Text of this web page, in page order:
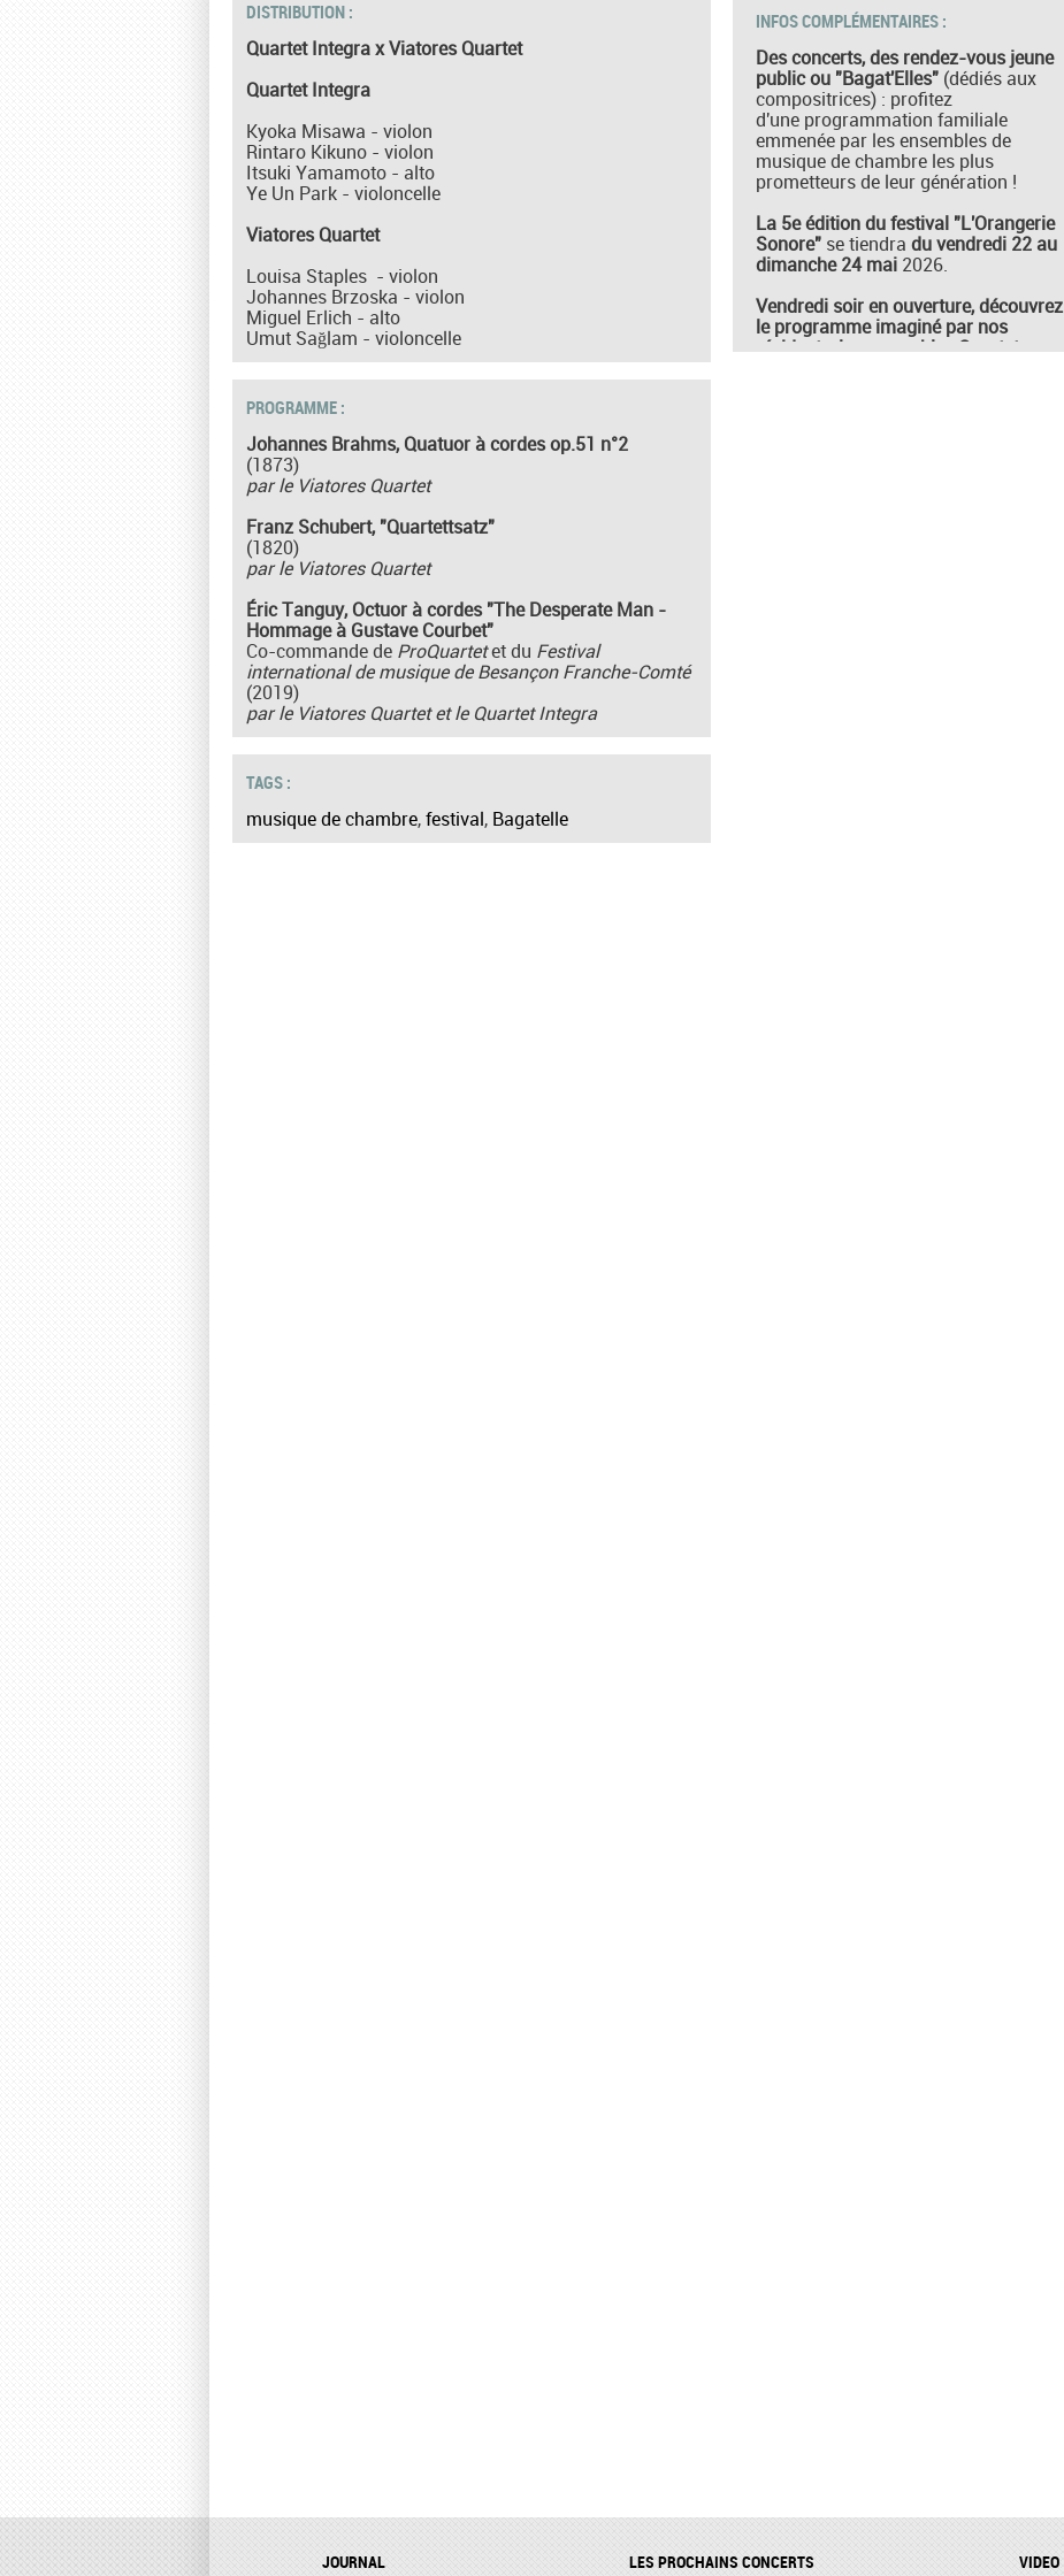
DISTRIBUTION :
Quartet Integra x Viatores Quartet
Quartet Integra
Kyoka Misawa - violon
Rintaro Kikuno - violon
Itsuki Yamamoto - alto
Ye Un Park - violoncelle
Viatores Quartet
Louisa Staples - violon
Johannes Brzoska - violon
Miguel Erlich - alto
Umut Sağlam - violoncelle
PROGRAMME :
Johannes Brahms, Quatuor à cordes op.51 n°2
(1873)
par le Viatores Quartet
Franz Schubert, "Quartettsatz"
(1820)
par le Viatores Quartet
Éric Tanguy, Octuor à cordes "The Desperate Man -
Hommage à Gustave Courbet"
Co-commande de ProQuartetet du Festival
international de musique de Besançon Franche-Comté
(2019)
par le Viatores Quartet et le Quartet Integra
TAGS :
musique de chambre,festival, Bagatelle
INFOS COMPLÉMENTAIRES :
Des concerts, des rendez-vous jeune
public ou "Bagat'Elles" (dédiés aux
compositrices) : profitez
d'une programmation familiale
emmenée par les ensembles de
musique de chambre les plus
prometteurs de leur génération !
La 5e édition du festival "L'Orangerie
Sonore" se tiendra du vendredi 22 au
dimanche 24 mai 2026.
Vendredi soir en ouverture, découvrez
le programme imaginé par nos
résidents, les ensembles Quartet
JOURNAL LES PROCHAINS CONCERTS VIDEO